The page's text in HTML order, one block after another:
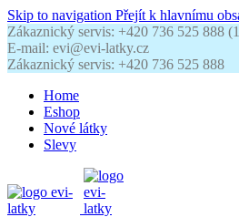
Skip to navigation Přejít k hlavnímu
Zákaznický servis: +420 736 525 888
E-mail: evi@evi-latky.cz
Zákaznický servis: +420 736 525 888
Home
Eshop
Nové látky
Slevy